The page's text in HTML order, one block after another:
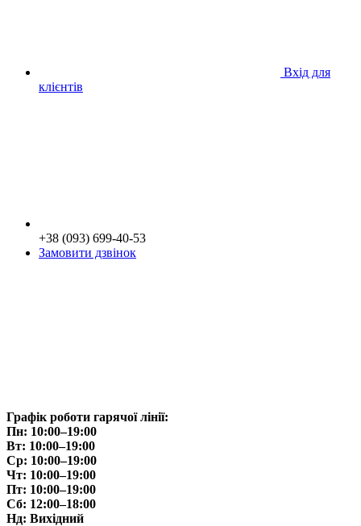
Вхід для
клієнтів
+38 (093) 699-40-53
Замовити дзвінок
Графік роботи гарячої лінії:
Пн: 10:00–19:00
Вт: 10:00–19:00
Ср: 10:00–19:00
Чт: 10:00–19:00
Пт: 10:00–19:00
Сб: 12:00–18:00
Нд: Вихідний